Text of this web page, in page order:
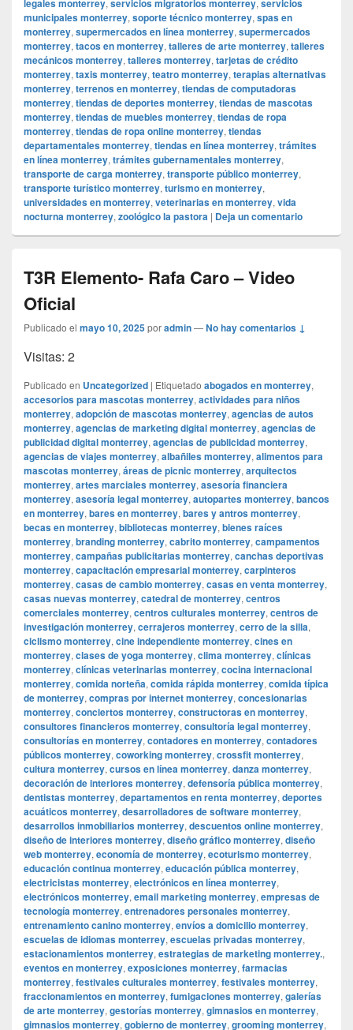
legales monterrey, servicios migratorios monterrey, servicios
municipales monterrey, soporte técnico monterrey, spas en
monterrey, supermercados en línea monterrey, supermercados
monterrey, tacos en monterrey, talleres de arte monterrey, talleres
mecánicos monterrey, talleres monterrey, tarjetas de crédito
monterrey, taxis monterrey, teatro monterrey, terapias alternativas
monterrey, terrenos en monterrey, tiendas de computadoras
monterrey, tiendas de deportes monterrey, tiendas de mascotas
monterrey, tiendas de muebles monterrey, tiendas de ropa
monterrey, tiendas de ropa online monterrey, tiendas
departamentales monterrey, tiendas en línea monterrey, trámites
en línea monterrey, trámites gubernamentales monterrey,
transporte de carga monterrey, transporte público monterrey,
transporte turístico monterrey, turismo en monterrey,
universidades en monterrey, veterinarias en monterrey, vida
nocturna monterrey, zoológico la pastora | Deja un comentario
T3R Elemento- Rafa Caro – Video
Oficial
Publicado el mayo 10, 2025poradmin—No hay comentarios ↓
Visitas: 2
Publicado en Uncategorized | Etiquetado abogados en monterrey,
accesorios para mascotas monterrey, actividades para niños
monterrey, adopción de mascotas monterrey, agencias de autos
monterrey, agencias de marketing digital monterrey, agencias de
publicidad digital monterrey, agencias de publicidad monterrey,
agencias de viajes monterrey, albañiles monterrey, alimentos para
mascotas monterrey, áreas de picnic monterrey, arquitectos
monterrey, artes marciales monterrey, asesoría financiera
monterrey, asesoría legal monterrey, autopartes monterrey, bancos
en monterrey, bares en monterrey, bares y antros monterrey,
becas en monterrey, bibliotecas monterrey, bienes raíces
monterrey, branding monterrey, cabrito monterrey, campamentos
monterrey, campañas publicitarias monterrey, canchas deportivas
monterrey, capacitación empresarial monterrey, carpinteros
monterrey, casas de cambio monterrey, casas en venta monterrey,
casas nuevas monterrey, catedral de monterrey, centros
comerciales monterrey, centros culturales monterrey, centros de
investigación monterrey, cerrajeros monterrey, cerro de la silla,
ciclismo monterrey, cine independiente monterrey, cines en
monterrey, clases de yoga monterrey, clima monterrey, clínicas
monterrey, clínicas veterinarias monterrey, cocina internacional
monterrey, comida norteña, comida rápida monterrey, comida típica
de monterrey, compras por internet monterrey, concesionarias
monterrey, conciertos monterrey, constructoras en monterrey,
consultores financieros monterrey, consultoría legal monterrey,
consultorías en monterrey, contadores en monterrey, contadores
públicos monterrey, coworking monterrey, crossfit monterrey,
cultura monterrey, cursos en línea monterrey, danza monterrey,
decoración de interiores monterrey, defensoría pública monterrey,
dentistas monterrey, departamentos en renta monterrey, deportes
acuáticos monterrey, desarrolladores de software monterrey,
desarrollos inmobiliarios monterrey, descuentos online monterrey,
diseño de interiores monterrey, diseño gráfico monterrey, diseño
web monterrey, economía de monterrey, ecoturismo monterrey,
educación continua monterrey, educación pública monterrey,
electricistas monterrey, electrónicos en línea monterrey,
electrónicos monterrey, email marketing monterrey, empresas de
tecnología monterrey, entrenadores personales monterrey,
entrenamiento canino monterrey, envíos a domicilio monterrey,
escuelas de idiomas monterrey, escuelas privadas monterrey,
estacionamientos monterrey, estrategias de marketing monterrey.,
eventos en monterrey, exposiciones monterrey, farmacias
monterrey, festivales culturales monterrey, festivales monterrey,
fraccionamientos en monterrey, fumigaciones monterrey, galerías
de arte monterrey, gestorías monterrey, gimnasios en monterrey,
gimnasios monterrey, gobierno de monterrey, grooming monterrey,